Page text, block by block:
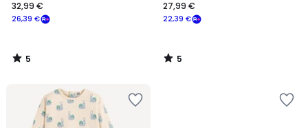
26,39 €
32,99 €
5
/
22,39 €
27,99 €
5
/